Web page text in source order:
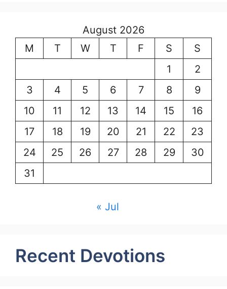
August 2026
M
T W T F S
S
1
2
3
4 5 6 7 8
9
10
11 12 13 14 15
16
17
18 19 20 21 22
23
24
25 26 27 28 29
30
31
« Jul
Recent Devotions